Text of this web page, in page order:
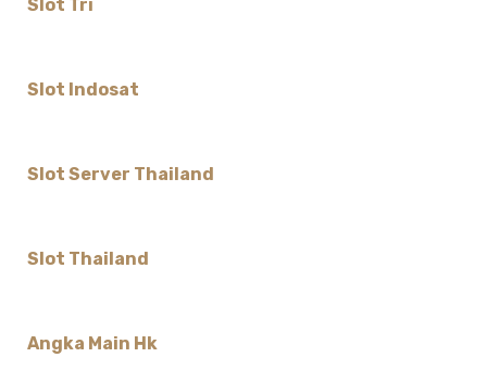
Slot Tri
Slot Indosat
Slot Server Thailand
Slot Thailand
Angka Main Hk